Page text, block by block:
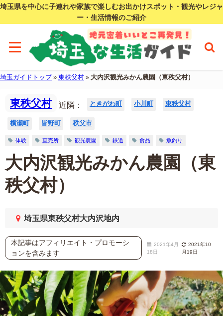
埼玉県を中心に子連れや家族で楽しむお出かけスポット・観光やレジャ
ー・生活情報のご紹介
埼玉ガイドトップ» 東秩父村 » 大内沢観光みかん農園（東秩父村）
東秩父村 近隣： ときがわ町 小川町 東秩父村
横瀬町 皆野町 秩父市
体験 直売所 観光農園 鉄道 食品 魚釣り
大内沢観光みかん農園（東
秩父村）
埼玉県東秩父村大内沢地内
本記事はアフィリエイト・プロモーシ
ョンを含みます
2021年4月
18日
2021年10
月19日